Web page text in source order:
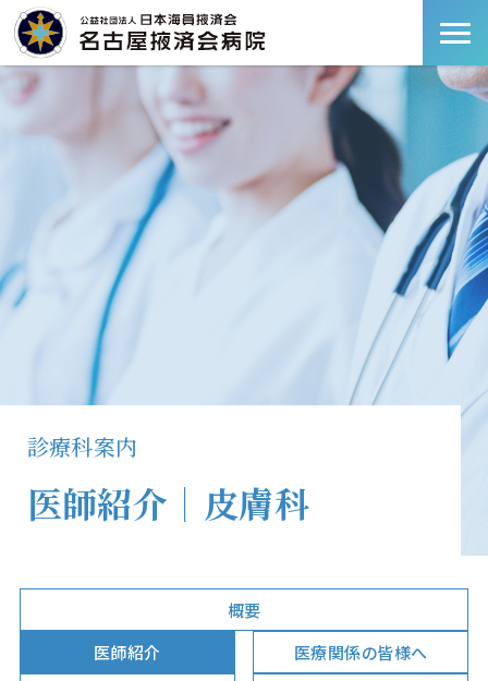
診療科案内
医師紹介｜皮膚科
概要
医師紹介
医療関係の皆様へ